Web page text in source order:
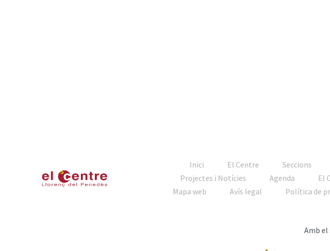
Inici El Centre Seccions
Projectes i Notícies
Agenda El
Mapa web
Avís legal Política de
Amb el